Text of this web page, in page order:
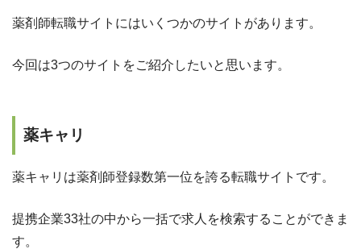
薬剤師転職サイトにはいくつかのサイトがあります。
今回は3つのサイトをご紹介したいと思います。
薬キャリ
薬キャリは薬剤師登録数第一位を誇る転職サイトです。
提携企業33社の中から一括で求人を検索することができま
す。